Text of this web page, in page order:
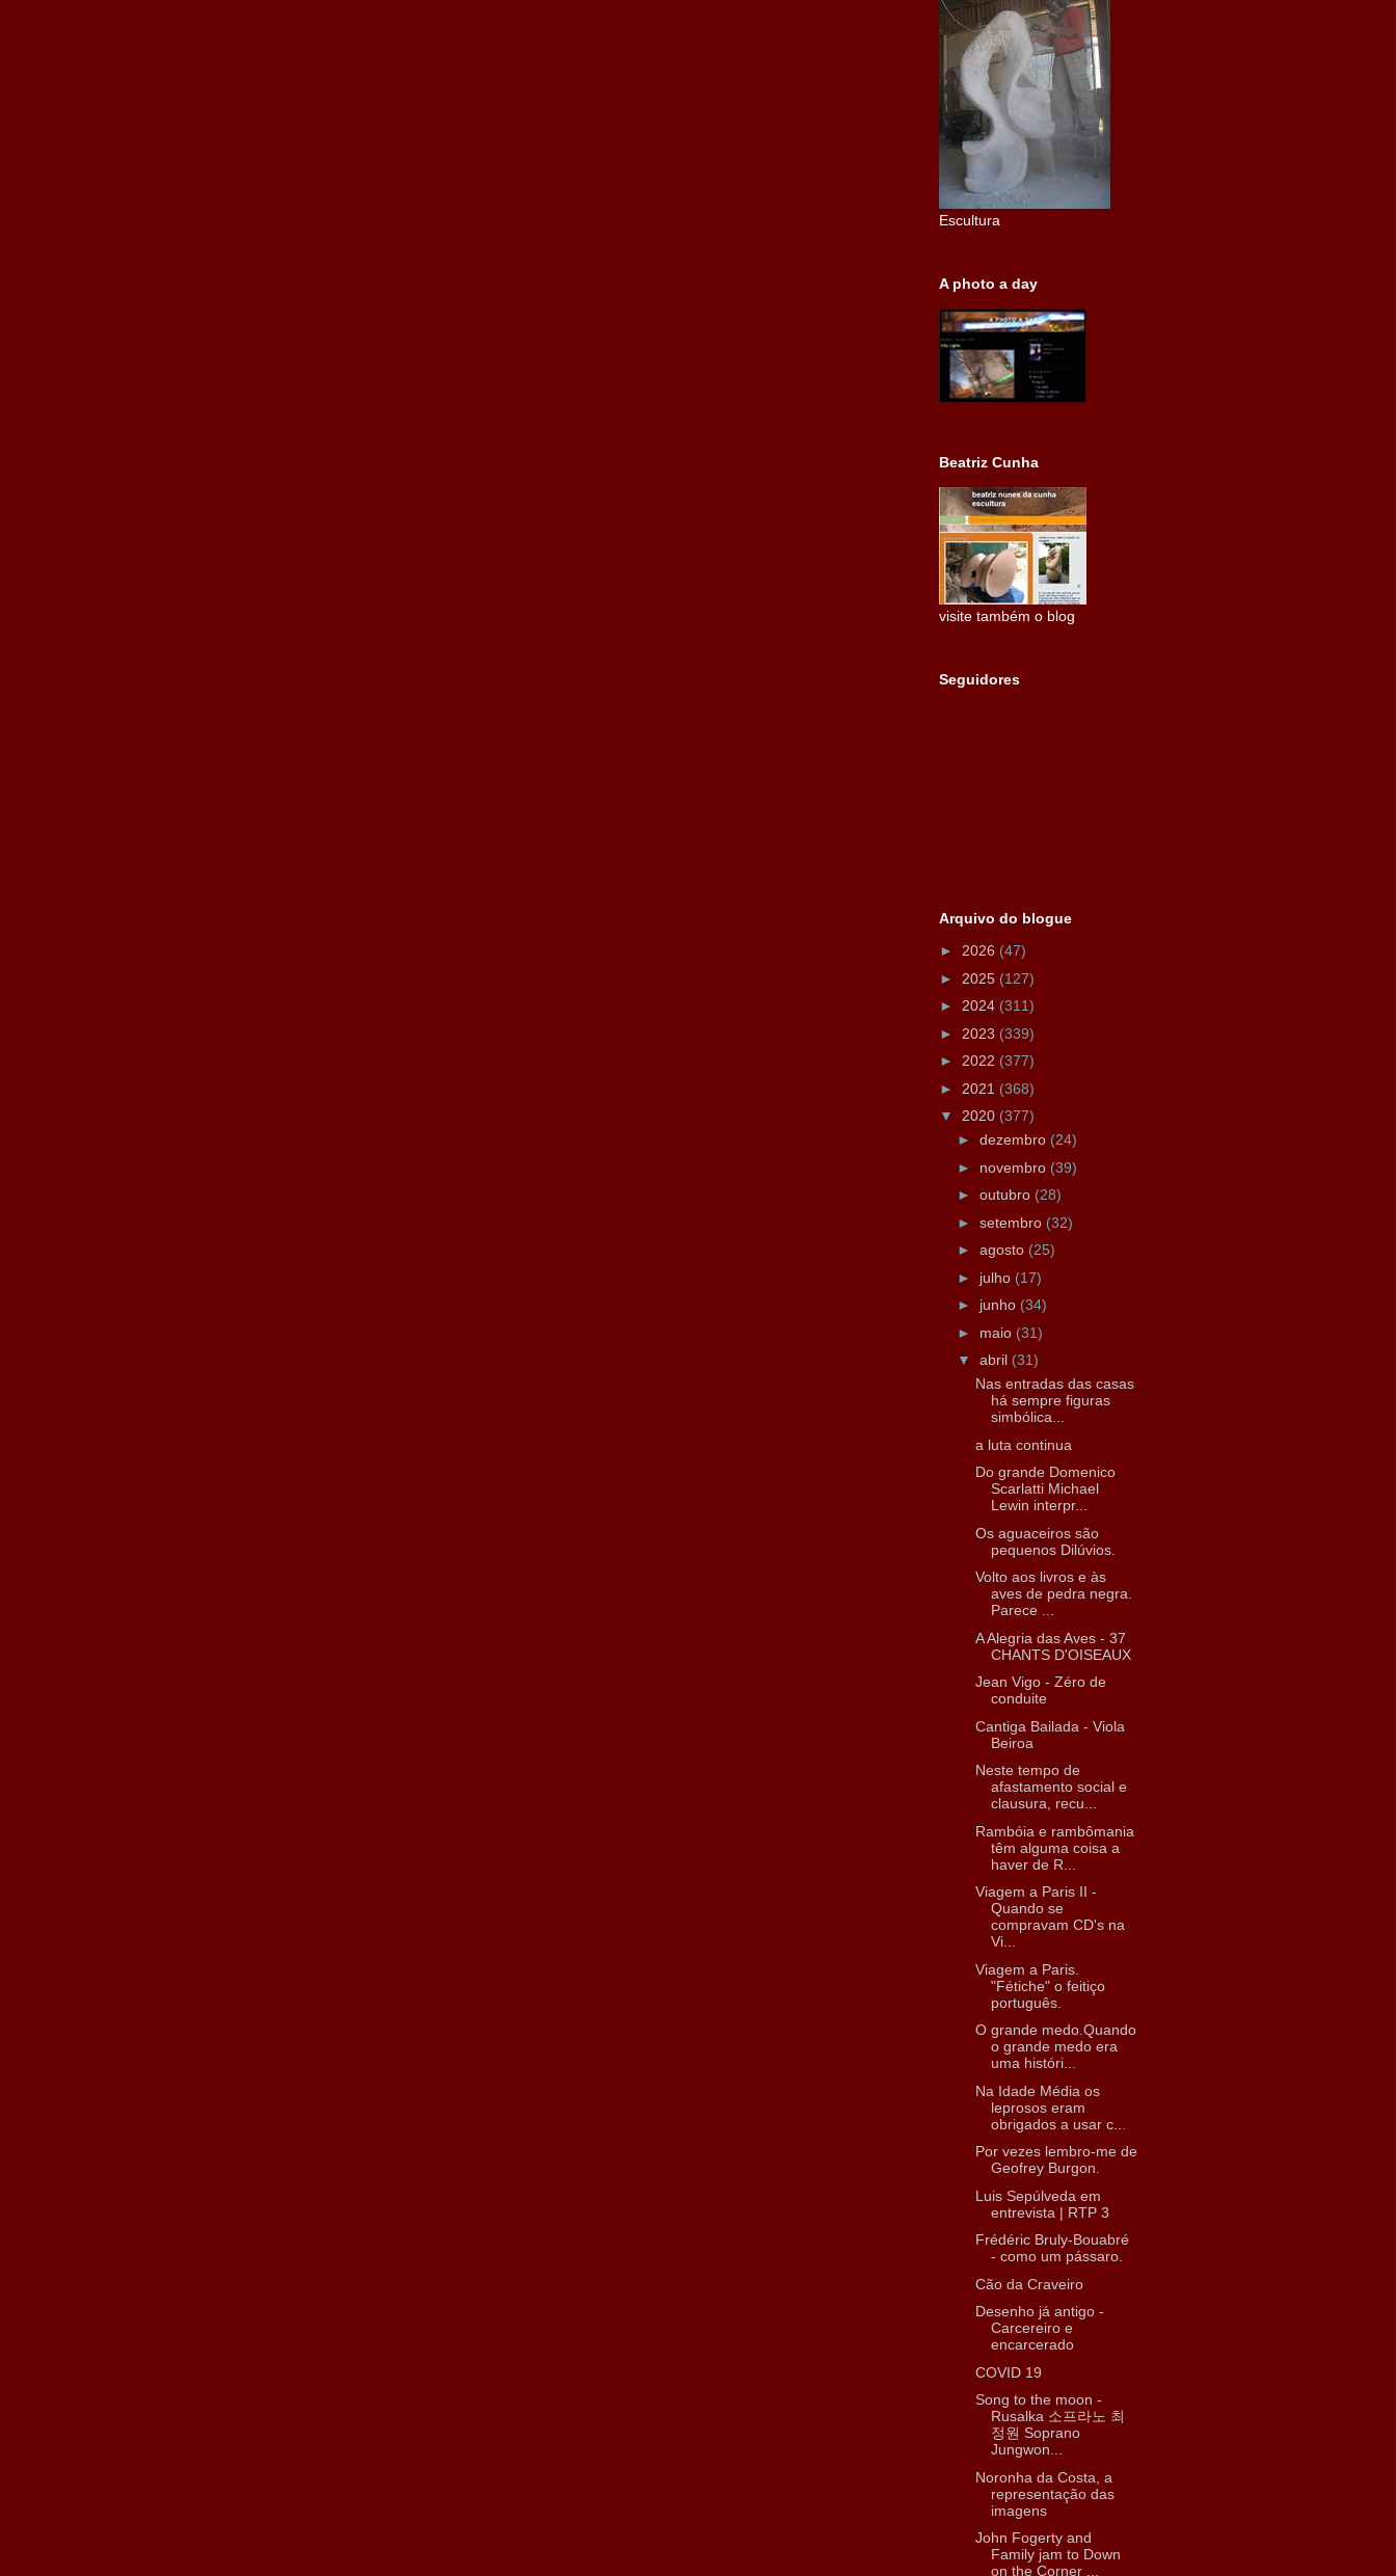
Escultura
A photo a day
Beatriz Cunha
visite também o blog
Seguidores
Arquivo do blogue
► 2026 (47)
► 2025 (127)
► 2024 (311)
► 2023 (339)
► 2022 (377)
► 2021 (368)
▼ 2020 (377)
► dezembro (24)
► novembro (39)
► outubro (28)
► setembro (32)
► agosto (25)
► julho (17)
► junho (34)
► maio (31)
▼ abril (31)
Nas entradas das casas
há sempre figuras
simbólica...
a luta continua
Do grande Domenico
Scarlatti Michael
Lewin interpr...
Os aguaceiros são
pequenos Dilúvios.
Volto aos livros e às
aves de pedra negra.
Parece ...
A Alegria das Aves - 37
CHANTS D'OISEAUX
Jean Vigo - Zéro de
conduite
Cantiga Bailada - Viola
Beiroa
Neste tempo de
afastamento social e
clausura, recu...
Rambóia e rambômania
têm alguma coisa a
haver de R...
Viagem a Paris II -
Quando se
compravam CD's na
Vi...
Viagem a Paris.
"Fétiche" o feitiço
português.
O grande medo.Quando
o grande medo era
uma históri...
Na Idade Média os
leprosos eram
obrigados a usar c...
Por vezes lembro-me de
Geofrey Burgon.
Luis Sepúlveda em
entrevista | RTP 3
Frédéric Bruly-Bouabré
- como um pássaro.
Cão da Craveiro
Desenho já antigo -
Carcereiro e
encarcerado
COVID 19
Song to the moon -
Rusalka 소프라노 최
정원 Soprano
Jungwon...
Noronha da Costa, a
representação das
imagens
John Fogerty and
Family jam to Down
on the Corner ...